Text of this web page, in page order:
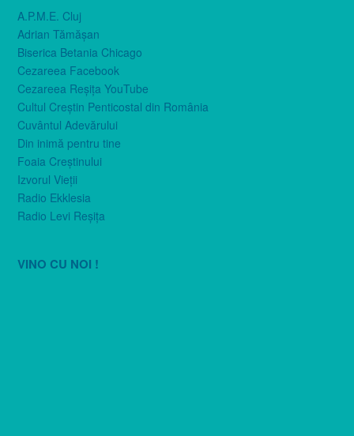
A.P.M.E. Cluj
Adrian Tămăşan
Biserica Betania Chicago
Cezareea Facebook
Cezareea Reşiţa YouTube
Cultul Creştin Penticostal din România
Cuvântul Adevărului
Din inimă pentru tine
Foaia Creştinului
Izvorul Vieţii
Radio Ekklesia
Radio Levi Reşiţa
VINO CU NOI !